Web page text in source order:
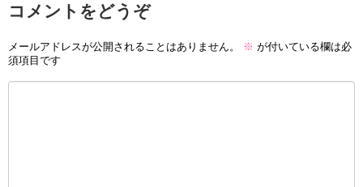
コメントをどうぞ
メールアドレスが公開されることはありません。 ※ が付いている欄は必
須項目です